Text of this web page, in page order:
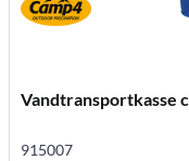
Vandtransportkasse
915007